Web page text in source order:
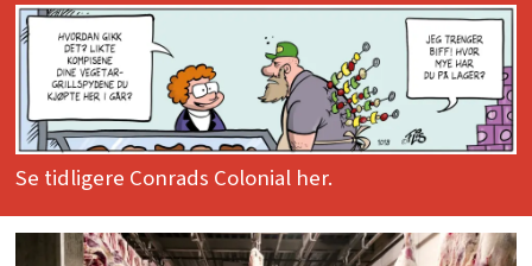
Se tidligere Conrads Colonial her.